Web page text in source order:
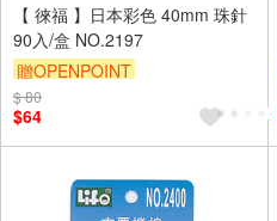
【 徠福 】日本彩色 40mm 珠針
90入/盒 NO.2197
贈OPENPOINT
$ 80
$64